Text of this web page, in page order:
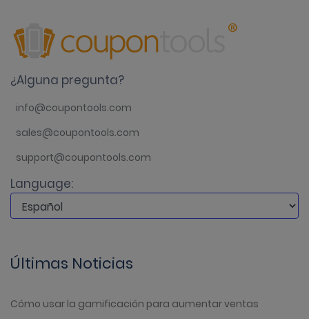
¿Alguna pregunta?
info@coupontools.com
sales@coupontools.com
support@coupontools.com
Language:
Últimas Noticias
Cómo usar la gamificación para aumentar ventas